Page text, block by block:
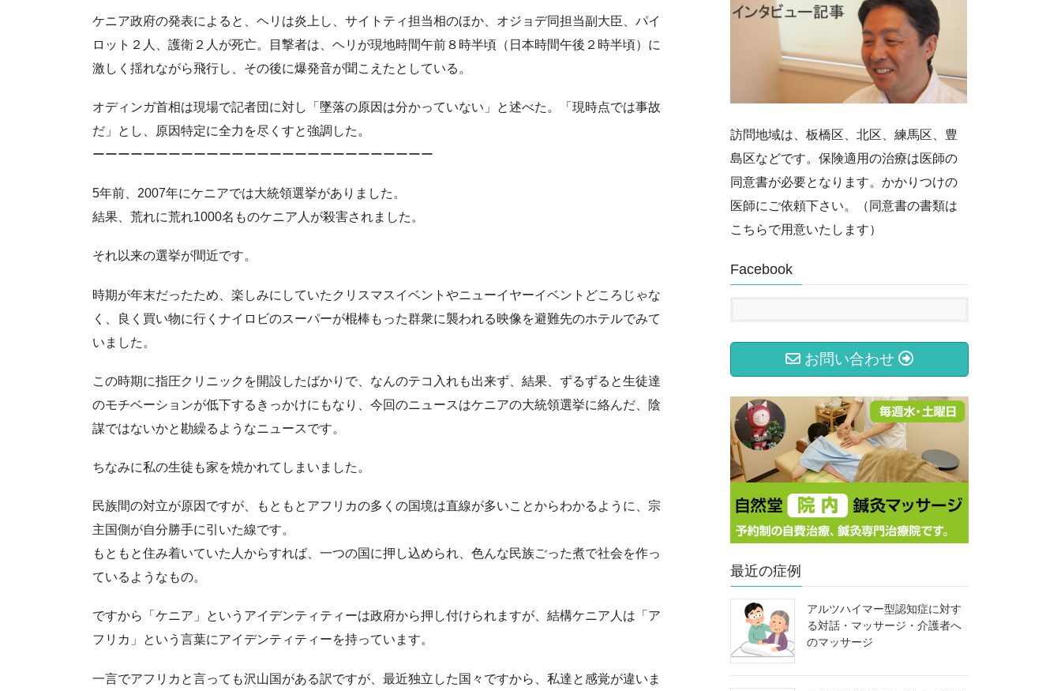
ケニア政府の発表によると、ヘリは炎上し、サイトティ担当相のほか、オジョデ同担当副大臣、パイ
ロット２人、護衛２人が死亡。目撃者は、ヘリが現地時間午前８時半頃（日本時間午後２時半頃）に
激しく揺れながら飛行し、その後に爆発音が聞こえたとしている。
オディンガ首相は現場で記者団に対し「墜落の原因は分かっていない」と述べた。「現時点では事故
だ」とし、原因特定に全力を尽くすと強調した。
ーーーーーーーーーーーーーーーーーーーーーーーーーーー
5年前、2007年にケニアでは大統領選挙がありました。
結果、荒れに荒れ1000名ものケニア人が殺害されました。
それ以来の選挙が間近です。
時期が年末だったため、楽しみにしていたクリスマスイベントやニューイヤーイベントどころじゃな
く、良く買い物に行くナイロビのスーパーが棍棒もった群衆に襲われる映像を避難先のホテルでみて
いました。
この時期に指圧クリニックを開設したばかりで、なんのテコ入れも出来ず、結果、ずるずると生徒達
のモチベーションが低下するきっかけにもなり、今回のニュースはケニアの大統領選挙に絡んだ、陰
謀ではないかと勘繰るようなニュースです。
ちなみに私の生徒も家を焼かれてしまいました。
民族間の対立が原因ですが、もともとアフリカの多くの国境は直線が多いことからわかるように、宗
主国側が自分勝手に引いた線です。
もともと住み着いていた人からすれば、一つの国に押し込められ、色んな民族ごった煮で社会を作っ
ているようなもの。
ですから「ケニア」というアイデンティティーは政府から押し付けられますが、結構ケニア人は「ア
フリカ」という言葉にアイデンティティーを持っています。
一言でアフリカと言っても沢山国がある訳ですが、最近独立した国々ですから、私達と感覚が違いま
訪問地域は、板橋区、北区、練馬区、豊
島区などです。保険適用の治療は医師の
同意書が必要となります。かかりつけの
医師にご依頼下さい。（同意書の書類は
こちらで用意いたします）
Facebook
お問い合わせ
最近の症例
アルツハイマー型認知症に対す
る対話・マッサージ・介護者へ
のマッサージ